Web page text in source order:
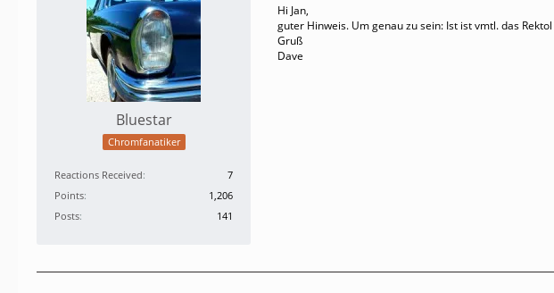
Bluestar
Chromfanatiker
Reactions Received
7
Points
1,206
Posts
141
Hi Jan,
guter Hinweis. Um genau zu sein: Ist ist vmtl. das Rektol
Gruß
Dave